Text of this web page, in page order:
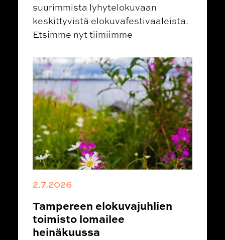
suurimmista lyhytelokuvaan
keskittyvistä elokuvafestivaaleista.
Etsimme nyt tiimiimme
2.7.2026
Tampereen elokuvajuhlien
toimisto lomailee
heinäkuussa